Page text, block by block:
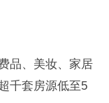
品、美妆、家居
千套房源低至5